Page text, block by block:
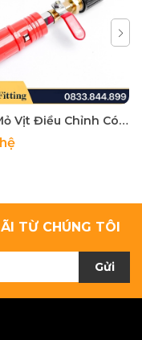
Béc Mỏ Vịt Điều Chỉnh Có Van Khóa Kết Nối Dây Ren 22 - Dùng Cho Máy Rửa Xe Áp Lực Cao
TỪ CHÚNG TÔI
Gửi